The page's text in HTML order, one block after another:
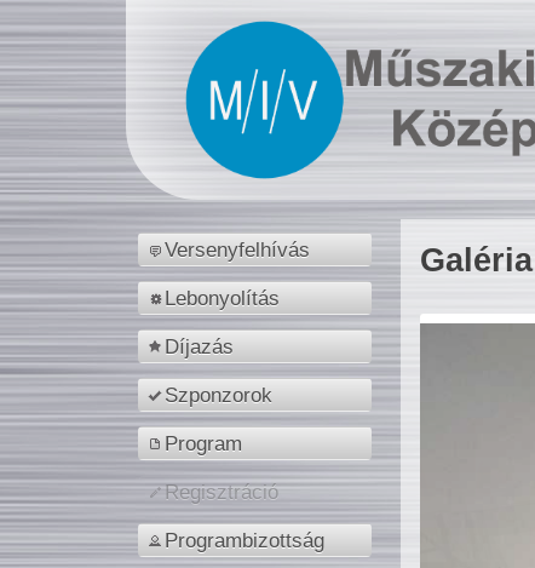
Versenyfelhívás
Lebonyolítás
Díjazás
Szponzorok
Program
Regisztráció
Programbizottság
Galéria